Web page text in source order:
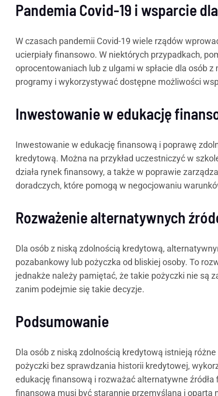
Pandemia Covid-19 i wsparcie
W czasach pandemii Covid-19 wiele rządów
ucierpiały finansowo. W niektórych przypadkach,
oprocentowaniach lub z ulgami w spłacie dla osób
programy i wykorzystywać dostępne możliwości
Inwestowanie w edukację
Inwestowanie w edukację finansową i poprawę
kredytową. Można na przykład uczestniczyć w
działa rynek finansowy, a także w poprawie
doradczych, które pomogą w negocjowaniu
Rozważenie alternatywnych
Dla osób z niską zdolnością kredytową,
pozabankowy lub pożyczka od bliskiej osoby. To
jednakże należy pamiętać, że takie pożyczki nie są
zanim podejmie się takie decyzje.
Podsumowanie
Dla osób z niską zdolnością kredytową istnieją
pożyczki bez sprawdzania historii kredytowej,
edukację finansową i rozważać alternatywne
finansowa musi być starannie przemyślana i oparta